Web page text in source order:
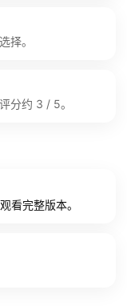
择。
分约 3 / 5。
看完整版本。